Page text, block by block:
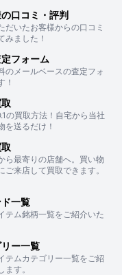
口コミ・評判
だいたお客様からの口コミ
みました！
フォーム
のメールベースの査定フォ
！
の買取方法！自宅から当社
を送るだけ！
ら最寄りの店舗へ。買い物
ご来店して買取できます。
一覧
テム銘柄一覧をご紹介いた
ー一覧
テムカテゴリー一覧をご紹
ます。